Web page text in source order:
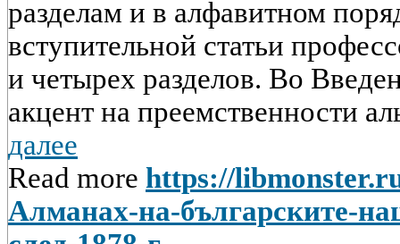
разделам и в алфавитном
вступительной статьи
и четырех разделов. Во
акцент на преемственности
далее
Read more https://
Алманах-на-българските-